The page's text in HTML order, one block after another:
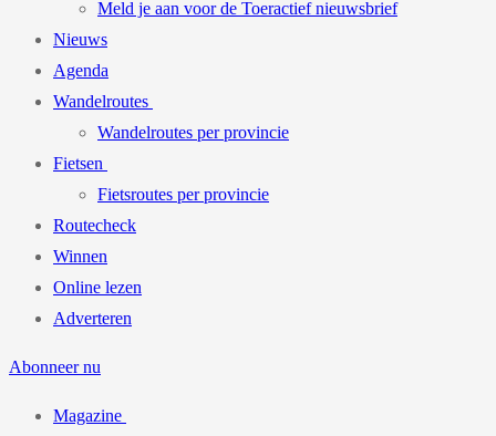
Meld je aan voor de Toeractief nieuwsbrief
Nieuws
Agenda
Wandelroutes
Wandelroutes per provincie
Fietsen
Fietsroutes per provincie
Routecheck
Winnen
Online lezen
Adverteren
Abonneer nu
Magazine